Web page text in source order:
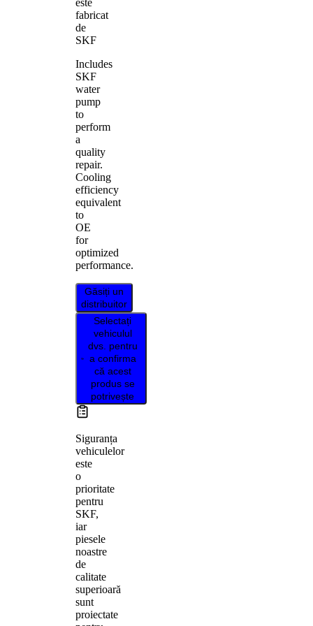
fabricat
de
SKF
Includes
SKF
water
pump
to
perform
a
quality
repair.
Cooling
efficiency
equivalent
to
OE
for
optimized
performance.
Găsiți un
distribuitor
Selectați
vehiculul
dvs. pentru
a confirma
că acest
produs se
potrivește
Siguranța
vehiculelor
este
o
prioritate
pentru
SKF,
iar
piesele
noastre
de
calitate
superioară
sunt
proiectate